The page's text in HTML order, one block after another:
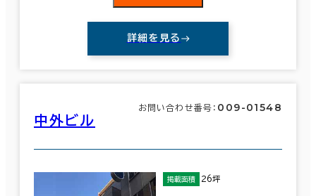
詳細を見る
中外ビル
お問い合わせ番号： 009-01548
掲載面積 26坪